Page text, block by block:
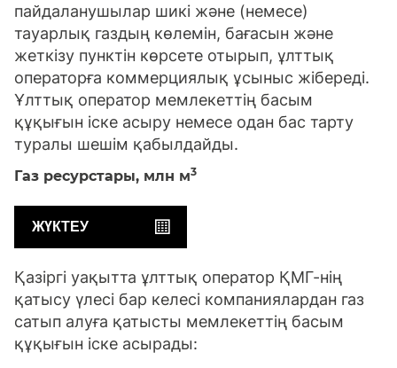
пайдаланушылар шикі және (немесе)
тауарлық газдың көлемін, бағасын және
жеткізу пунктін көрсете отырып, ұлттық
операторға коммерциялық ұсыныс жібереді.
Ұлттық оператор мемлекеттің басым
құқығын іске асыру немесе одан бас тарту
туралы шешім қабылдайды.
Газ ресурстары, млн м3
ЖҮКТЕУ
Қазіргі уақытта ұлттық оператор ҚМГ-нің
қатысу үлесі бар келесі компаниялардан газ
сатып алуға қатысты мемлекеттің басым
құқығын іске асырады: